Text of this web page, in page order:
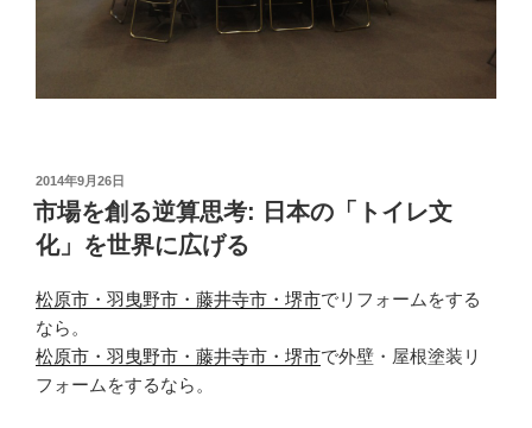
投
稿
日:
2014年9月26日
市場を創る逆算思考: 日本の「トイレ文
化」を世界に広げる
松原市・羽曳野市・藤井寺市・堺市でリフォームをする
なら。
松原市・羽曳野市・藤井寺市・堺市で外壁・屋根塗装リ
フォームをするなら。